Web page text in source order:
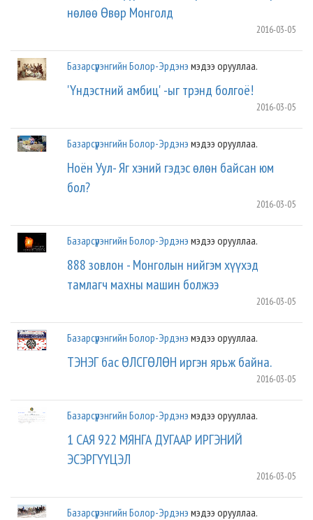
нөлөө Өвөр Монголд
2016-03-05
Базарсүрэнгийн Болор-Эрдэнэ мэдээ орууллаа.
'Үндэстний амбиц' -ыг трэнд болгоё!
2016-03-05
Базарсүрэнгийн Болор-Эрдэнэ мэдээ орууллаа.
Ноён Уул- Яг хэний гэдэс өлөн байсан юм
бол?
2016-03-05
Базарсүрэнгийн Болор-Эрдэнэ мэдээ орууллаа.
888 зовлон - Монголын нийгэм хүүхэд
тамлагч махны машин болжээ
2016-03-05
Базарсүрэнгийн Болор-Эрдэнэ мэдээ орууллаа.
ТЭНЭГ бас ӨЛСГӨЛӨН иргэн ярьж байна.
2016-03-05
Базарсүрэнгийн Болор-Эрдэнэ мэдээ орууллаа.
1 САЯ 922 МЯНГА ДУГААР ИРГЭНИЙ
ЭСЭРГҮҮЦЭЛ
2016-03-05
Базарсүрэнгийн Болор-Эрдэнэ мэдээ орууллаа.